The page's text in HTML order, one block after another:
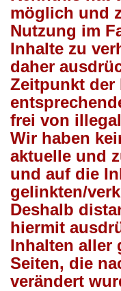
möglich und
Nutzung im
Inhalte zu
daher
Zeitpunkt der
frei von
Wir haben
aktuelle und
und auf die
gelinkten/
Deshalb
hiermit
Inhalten aller
Seiten, die
verändert